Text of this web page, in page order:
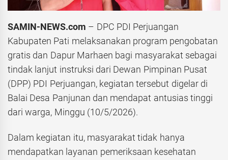
SAMIN-NEWS.com – DPC PDI Perjuangan
Kabupaten Pati melaksanakan program pengobatan
gratis dan Dapur Marhaen bagi masyarakat sebagai
tindak lanjut instruksi dari Dewan Pimpinan Pusat
(DPP) PDI Perjuangan, kegiatan tersebut digelar di
Balai Desa Panjunan dan mendapat antusias tinggi
dari warga, Minggu (10/5/2026).
Dalam kegiatan itu, masyarakat tidak hanya
mendapatkan layanan pemeriksaan kesehatan